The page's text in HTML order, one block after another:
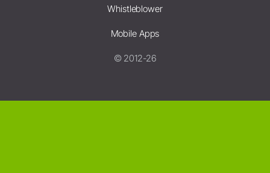
Whistleblower
Mobile Apps
© 2012-26